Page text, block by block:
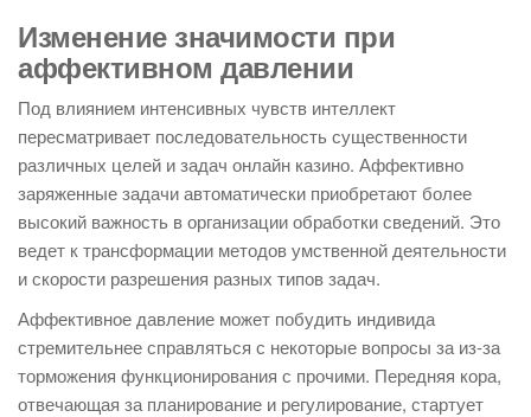
Изменение значимости при
аффективном давлении
Под влиянием интенсивных чувств интеллект
пересматривает последовательность существенности
различных целей и задач онлайн казино. Аффективно
заряженные задачи автоматически приобретают более
высокий важность в организации обработки сведений. Это
ведет к трансформации методов умственной деятельности
и скорости разрешения разных типов задач.
Аффективное давление может побудить индивида
стремительнее справляться с некоторые вопросы за из-за
торможения функционирования с прочими. Передняя кора,
отвечающая за планирование и регулирование, стартует